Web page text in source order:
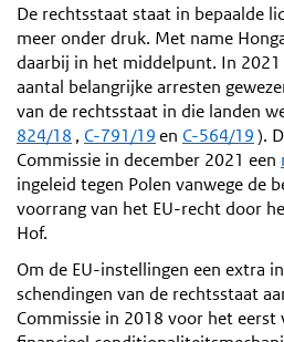
De rechtsstaat staat in bepaalde
meer onder druk. Met name
daarbij in het middelpunt. In
aantal belangrijke arresten
van de rechtsstaat in die landen
824/18 , C-791/19en C-564/19).
Commissie in december 2021 een
ingeleid tegen Polen vanwege de
voorrang van het EU-recht door
Hof.
Om de EU-instellingen een extra
schendingen van de rechtsstaat
Commissie in 2018 voor het eerst